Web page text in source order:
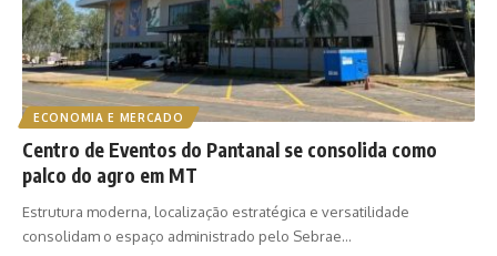
ECONOMIA E MERCADO
Centro de Eventos do Pantanal se consolida como
palco do agro em MT
Estrutura moderna, localização estratégica e versatilidade
consolidam o espaço administrado pelo Sebrae…